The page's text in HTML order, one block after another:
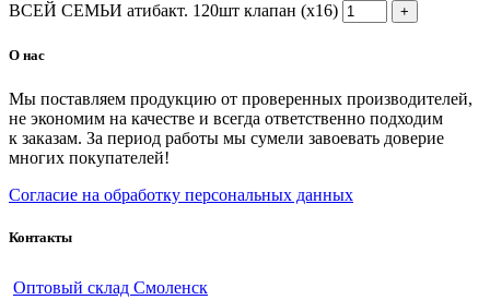
ВСЕЙ СЕМЬИ атибакт. 120шт клапан (х16)
О нас
Мы поставляем продукцию от проверенных производителей,
не экономим на качестве и всегда ответственно подходим
к заказам. За период работы мы сумели завоевать доверие
многих покупателей!
Согласие на обработку персональных данных
Контакты
Оптовый склад Смоленск